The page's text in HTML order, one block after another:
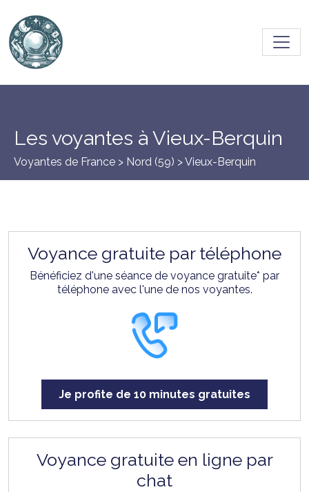
Les voyantes à Vieux-Berquin
Voyantes de France > Nord (59) > Vieux-Berquin
Voyance gratuite par téléphone
Bénéficiez d'une séance de voyance gratuite* par
téléphone avec l'une de nos voyantes.
Je profite de 10 minutes gratuites
Voyance gratuite en ligne par
chat